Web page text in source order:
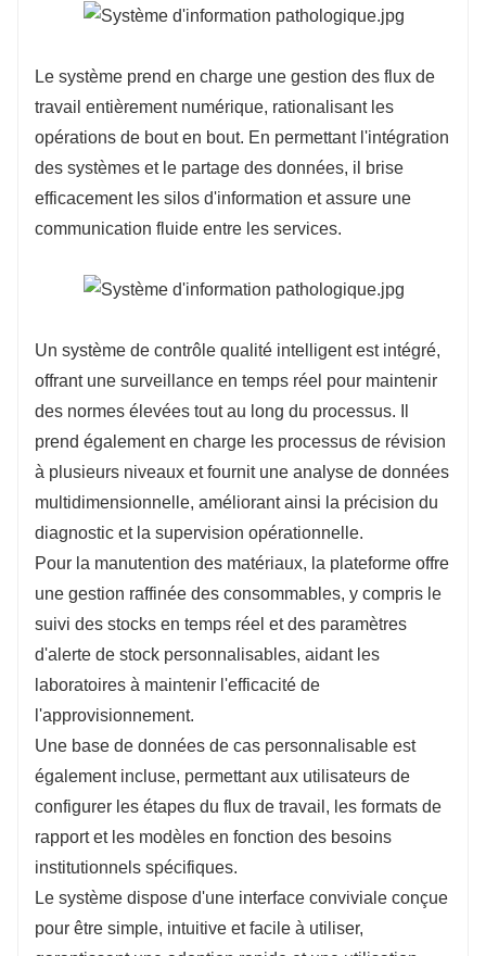
Le système prend en charge une gestion des flux de
travail entièrement numérique, rationalisant les
opérations de bout en bout. En permettant l'intégration
des systèmes et le partage des données, il brise
efficacement les silos d'information et assure une
communication fluide entre les services.
Un système de contrôle qualité intelligent est intégré,
offrant une surveillance en temps réel pour maintenir
des normes élevées tout au long du processus. Il
prend également en charge les processus de révision
à plusieurs niveaux et fournit une analyse de données
multidimensionnelle, améliorant ainsi la précision du
diagnostic et la supervision opérationnelle.
Pour la manutention des matériaux, la plateforme offre
une gestion raffinée des consommables, y compris le
suivi des stocks en temps réel et des paramètres
d'alerte de stock personnalisables, aidant les
laboratoires à maintenir l'efficacité de
l'approvisionnement.
Une base de données de cas personnalisable est
également incluse, permettant aux utilisateurs de
configurer les étapes du flux de travail, les formats de
rapport et les modèles en fonction des besoins
institutionnels spécifiques.
Le système dispose d'une interface conviviale conçue
pour être simple, intuitive et facile à utiliser,